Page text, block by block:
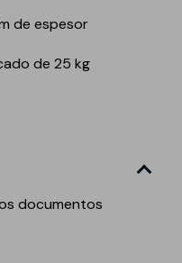
de espesor
de 25 kg
documentos